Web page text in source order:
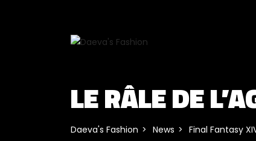
LE RÂLE DE
Daeva's Fashion News Final Fantasy